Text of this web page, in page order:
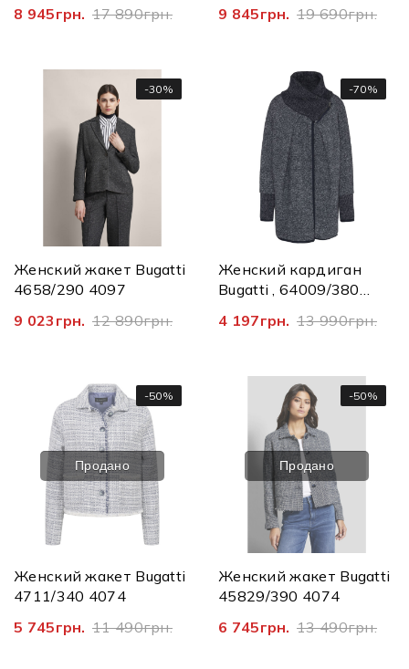
8 945грн. 17 890грн.
9 845грн. 19 690грн.
-30%
Женский жакет Bugatti
4658/290 4097
9 023грн. 12 890грн.
-70%
Женский кардиган
Bugatti , 64009/380
4 197грн. 13 990грн.
-50%
Продано
Женский жакет Bugatti
4711/340 4074
5 745грн. 11 490грн.
-50%
Продано
Женский жакет Bugatti
45829/390 4074
6 745грн. 13 490грн.